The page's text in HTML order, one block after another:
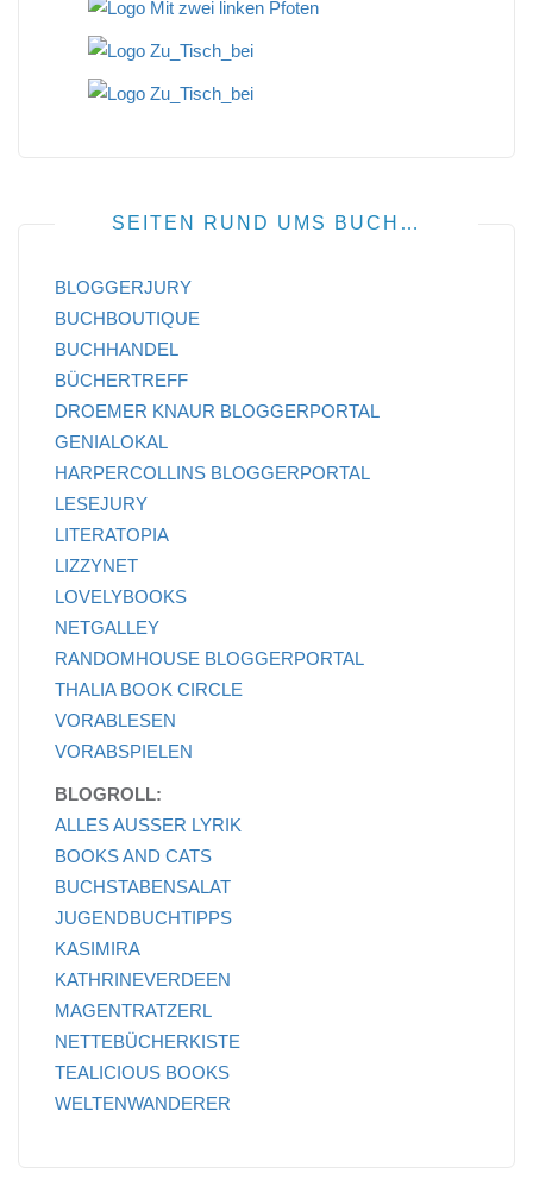
SEITEN RUND UMS BUCH…
BLOGGERJURY
BUCHBOUTIQUE
BUCHHANDEL
BÜCHERTREFF
DROEMER KNAUR BLOGGERPORTAL
GENIALOKAL
HARPERCOLLINS BLOGGERPORTAL
LESEJURY
LITERATOPIA
LIZZYNET
LOVELYBOOKS
NETGALLEY
RANDOMHOUSE BLOGGERPORTAL
THALIA BOOK CIRCLE
VORABLESEN
VORABSPIELEN
BLOGROLL:
ALLES AUSSER LYRIK
BOOKS AND CATS
BUCHSTABENSALAT
JUGENDBUCHTIPPS
KASIMIRA
KATHRINEVERDEEN
MAGENTRATZERL
NETTEBÜCHERKISTE
TEALICIOUS BOOKS
WELTENWANDERER